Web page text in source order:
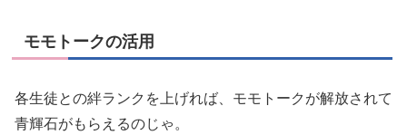
モモトークの活用
各生徒との絆ランクを上げれば、モモトークが解放されて
青輝石がもらえるのじゃ。